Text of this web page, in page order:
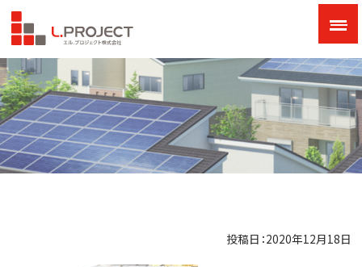
投稿日：2020年12月18日